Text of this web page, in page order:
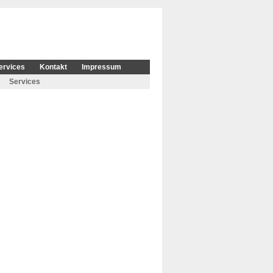
Kontakt
Impressum
Services